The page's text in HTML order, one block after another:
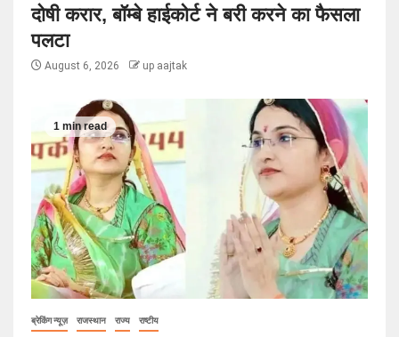
दोषी करार, बॉम्बे हाईकोर्ट ने बरी करने का फैसला
पलटा
August 6, 2026 up aajtak
1 min read
ब्रेकिंग न्यूज़ राजस्थान राज्य राष्टीय